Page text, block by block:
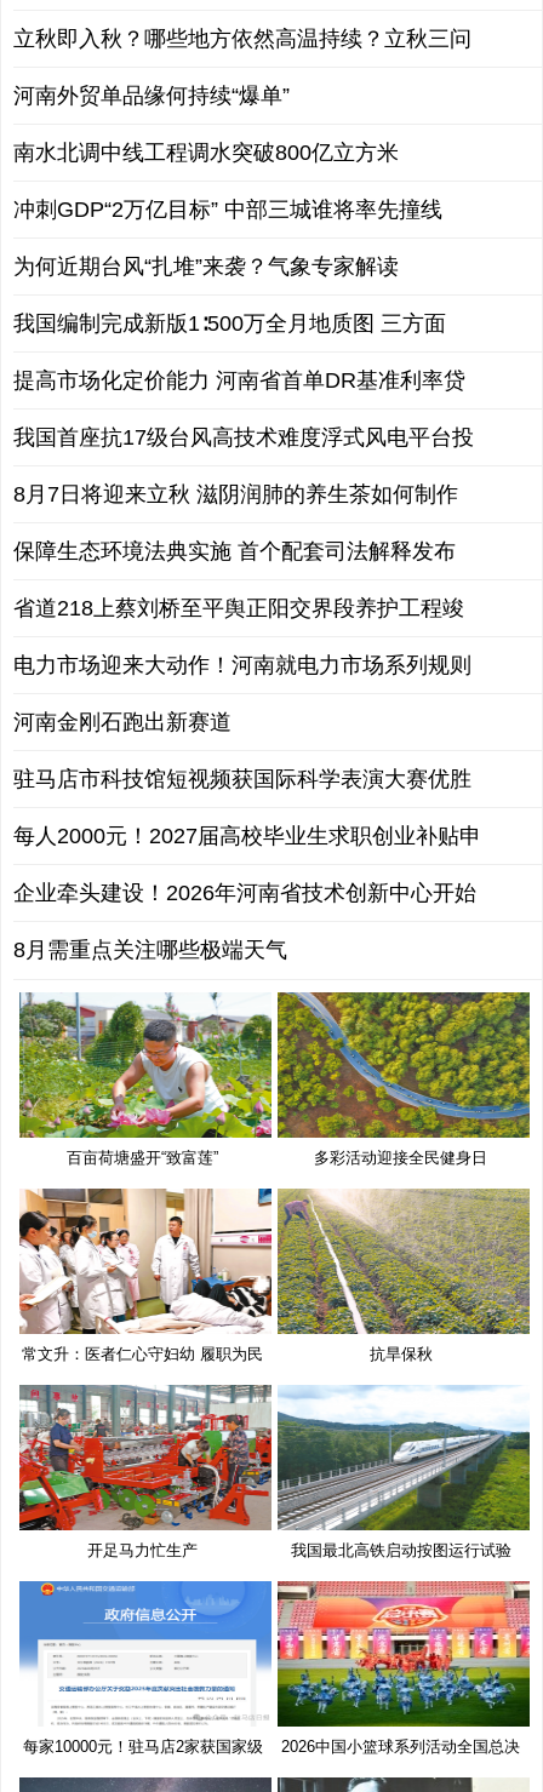
立秋即入秋？哪些地方依然高温持续？立秋三问
河南外贸单品缘何持续“爆单”
南水北调中线工程调水突破800亿立方米
冲刺GDP“2万亿目标” 中部三城谁将率先撞线
为何近期台风“扎堆”来袭？气象专家解读
我国编制完成新版1∶500万全月地质图 三方面
提高市场化定价能力 河南省首单DR基准利率贷
我国首座抗17级台风高技术难度浮式风电平台投
8月7日将迎来立秋 滋阴润肺的养生茶如何制作
保障生态环境法典实施 首个配套司法解释发布
省道218上蔡刘桥至平舆正阳交界段养护工程竣
电力市场迎来大动作！河南就电力市场系列规则
河南金刚石跑出新赛道
驻马店市科技馆短视频获国际科学表演大赛优胜
每人2000元！2027届高校毕业生求职创业补贴申
企业牵头建设！2026年河南省技术创新中心开始
8月需重点关注哪些极端天气
百亩荷塘盛开“致富莲” 多彩活动迎接全民健身日
常文升：医者仁心守妇幼 履职为民 抗旱保秋
开足马力忙生产 我国最北高铁启动按图运行试验
每家10000元！驻马店2家获国家级
奖
2026中国小篮球系列活动全国总决
赛